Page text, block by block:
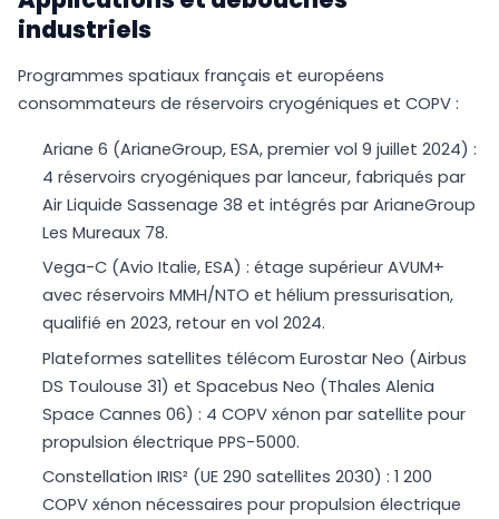
industriels
Programmes spatiaux français et européens
consommateurs de réservoirs cryogéniques et COPV :
Ariane 6 (ArianeGroup, ESA, premier vol 9 juillet 2024) :
4 réservoirs cryogéniques par lanceur, fabriqués par
Air Liquide Sassenage 38 et intégrés par ArianeGroup
Les Mureaux 78.
Vega-C (Avio Italie, ESA) : étage supérieur AVUM+
avec réservoirs MMH/NTO et hélium pressurisation,
qualifié en 2023, retour en vol 2024.
Plateformes satellites télécom Eurostar Neo (Airbus
DS Toulouse 31) et Spacebus Neo (Thales Alenia
Space Cannes 06) : 4 COPV xénon par satellite pour
propulsion électrique PPS-5000.
Constellation IRIS² (UE 290 satellites 2030) : 1 200
COPV xénon nécessaires pour propulsion électrique